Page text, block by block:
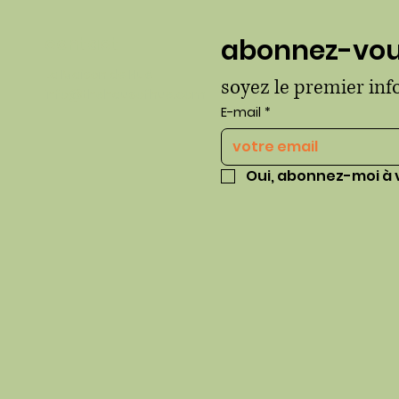
abonnez-
soyez le premier
E-mail *
Oui, abonnez-moi